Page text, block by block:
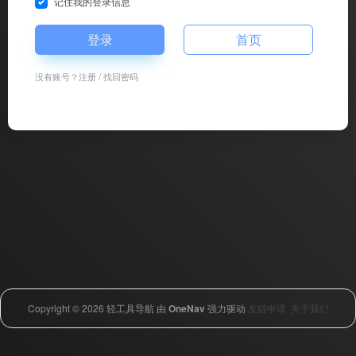
登录 首页
没有账号？注册/找回密码
Copyright © 2026 轻工具导航 由 OneNav强力驱动 友链申请 关于我们